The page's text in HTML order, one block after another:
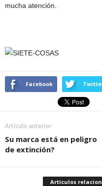
mucha atención.
Facebook
Artículo anterior
Su marca está en peligro
de extinción?
Artículos